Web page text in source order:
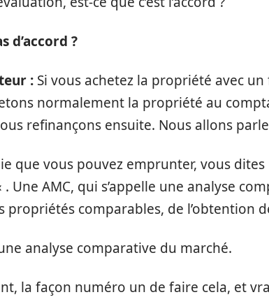
d’accord ?
: Si vous achetez la propriété avec
normalement la propriété au
refinançons ensuite. Nous allons
que vous pouvez emprunter, vous
. Une AMC, qui s’appelle une analyse
propriétés comparables, de l’obtention
analyse comparative du marché.
la façon numéro un de faire cela, et